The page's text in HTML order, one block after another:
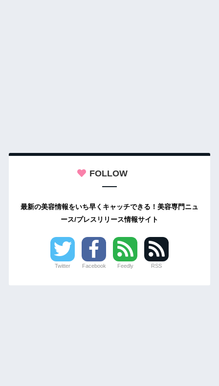
FOLLOW
最新の美容情報をいち早くキャッチできる！美容専門ニュ
ース/プレスリリース情報サイト
Twitter Facebook Feedly RSS